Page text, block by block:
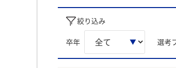
絞り込み
卒年 選考